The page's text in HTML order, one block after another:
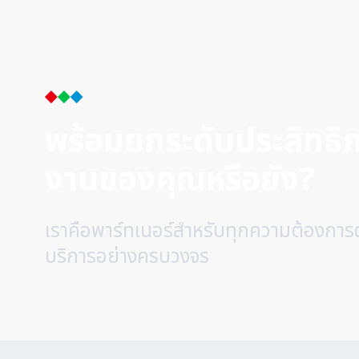
MAZAK (0)
Mitsubishi Material(0)
MITSUI SEIKI(0)
เราคือพาร์ทเนอร์สำหรับทุกความต้องกา
บริการอย่างครบวงจร